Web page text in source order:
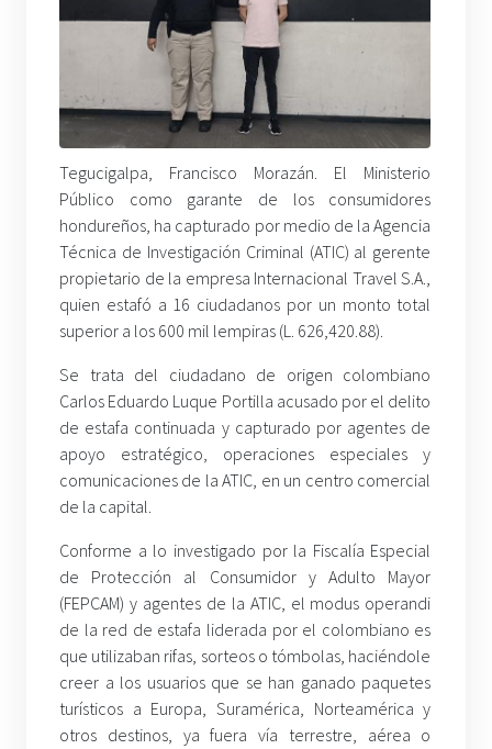
Tegucigalpa, Francisco Morazán. El Ministerio
Público como garante de los consumidores
hondureños, ha capturado por medio de la Agencia
Técnica de Investigación Criminal (ATIC) al gerente
propietario de la empresa Internacional Travel S.A.,
quien estafó a 16 ciudadanos por un monto total
superior a los 600 mil lempiras (L. 626,420.88).
Se trata del ciudadano de origen colombiano
Carlos Eduardo Luque Portilla acusado por el delito
de estafa continuada y capturado por agentes de
apoyo estratégico, operaciones especiales y
comunicaciones de la ATIC, en un centro comercial
de la capital.
Conforme a lo investigado por la Fiscalía Especial
de Protección al Consumidor y Adulto Mayor
(FEPCAM) y agentes de la ATIC, el modus operandi
de la red de estafa liderada por el colombiano es
que utilizaban rifas, sorteos o tómbolas, haciéndole
creer a los usuarios que se han ganado paquetes
turísticos a Europa, Suramérica, Norteamérica y
otros destinos, ya fuera vía terrestre, aérea o